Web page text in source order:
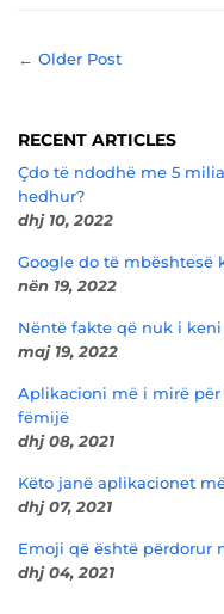
← Older Post
RECENT ARTICLES
Çdo të ndodhë me 5
hedhur?
dhj 10, 2022
Google do të mbështesë
nën 19, 2022
Nëntë fakte që nuk i
maj 19, 2022
Aplikacioni më i mirë
fëmijë
dhj 08, 2021
Këto janë aplikacionet
dhj 07, 2021
Emoji që është përdorur
dhj 04, 2021